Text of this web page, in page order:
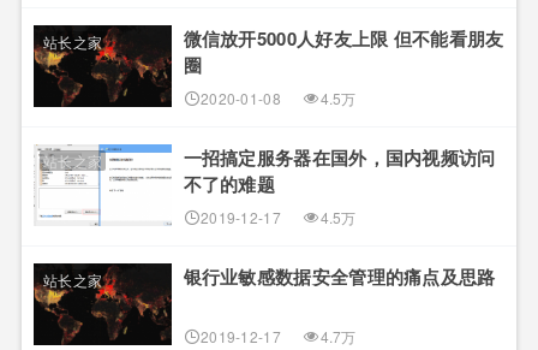
站长之家
微信放开5000人好友上限 但不能看朋友
圈
2020-01-08 4.5万
站长之家
一招搞定服务器在国外，国内视频访问
不了的难题
2019-12-17 4.5万
站长之家 银行业敏感数据安全管理的痛点及思路
2019-12-17 4.7万